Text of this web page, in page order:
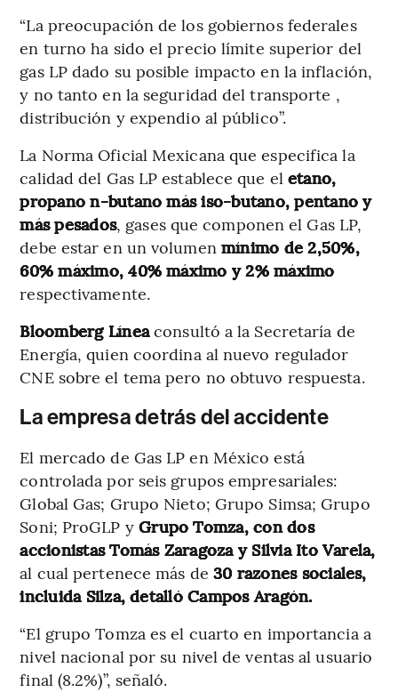
“La preocupación de los gobiernos federales
en turno ha sido el precio límite superior del
gas LP dado su posible impacto en la inflación,
y no tanto en la seguridad del transporte ,
distribución y expendio al público”.
La Norma Oficial Mexicana que especifica la
calidad del Gas LP establece que el etano,
propano n-butano más iso-butano, pentano y
más pesados, gases que componen el Gas LP,
debe estar en un volumen mínimo de 2,50%,
60% máximo, 40% máximo y 2% máximo
respectivamente.
Bloomberg Líneaconsultó a la Secretaría de
Energía, quien coordina al nuevo regulador
CNE sobre el tema pero no obtuvo respuesta.
La empresa detrás del accidente
El mercado de Gas LP en México está
controlada por seis grupos empresariales:
Global Gas; Grupo Nieto; Grupo Simsa; Grupo
Soni; ProGLP yGrupo Tomza, con dos
accionistas Tomás Zaragoza y Silvia Ito Varela,
al cual pertenece más de 30 razones sociales,
incluida Silza, detalló Campos Aragón.
“El grupo Tomza es el cuarto en importancia a
nivel nacional por su nivel de ventas al usuario
final (8.2%)”, señaló.